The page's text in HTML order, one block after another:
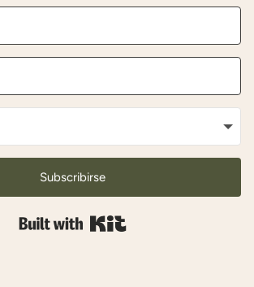
Subscribirse
Built with Kit